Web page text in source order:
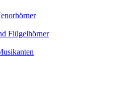
Flügelhörner